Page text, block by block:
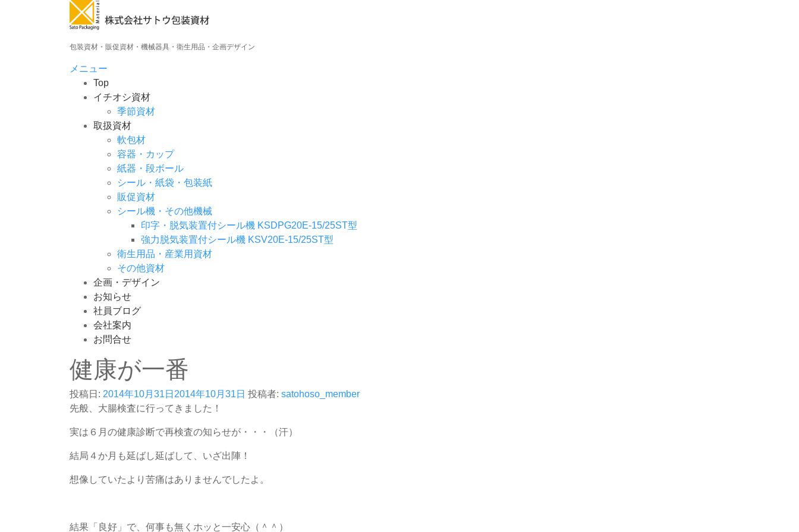
包装資材・販促資材・機械器具・衛生用品・企画デザイン
メニュー
Top
イチオシ資材
季節資材
取扱資材
軟包材
容器・カップ
紙器・段ボール
シール・紙袋・包装紙
販促資材
シール機・その他機械
印字・脱気装置付シール機 KSDPG20E-15/25ST型
強力脱気装置付シール機 KSV20E-15/25ST型
衛生用品・産業用資材
その他資材
企画・デザイン
お知らせ
社員ブログ
会社案内
お問合せ
健康が一番
投稿日: 2014年10月31日 2014年10月31日 投稿者: satohoso_member
先般、大腸検査に行ってきました！
実は６月の健康診断で再検査の知らせが・・・（汗）
結局４か月も延ばし延ばして、いざ出陣！
想像していたより苦痛はありませんでしたよ。
結果「良好」で、何事も無くホッと一安心（＾＾）